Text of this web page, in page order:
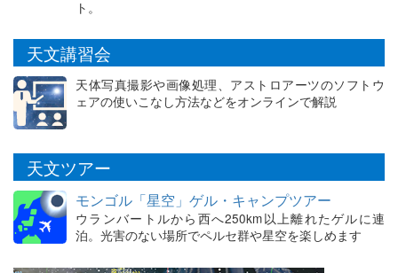
ト。
天文講習会
天体写真撮影や画像処理、アストロアーツのソフトウ
ェアの使いこなし方法などをオンラインで解説
天文ツアー
モンゴル「星空」ゲル・キャンプツアー
ウランバートルから西へ250km以上離れたゲルに連
泊。光害のない場所でペルセ群や星空を楽しめます